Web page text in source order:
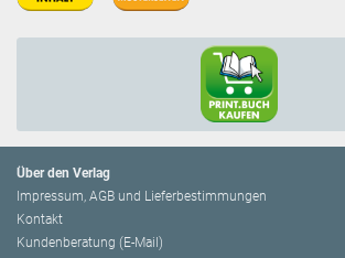
Über den Verlag
Impressum, AGB und Lieferbestimmungen
Kontakt
Kundenberatung (E-Mail)